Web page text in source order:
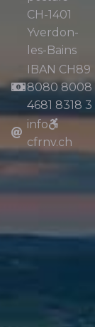
CH-1401
Yverdon-
les-Bains
IBAN CH89
8080 8008
4681 8318 3
info
cfrnv.ch